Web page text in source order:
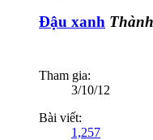
Đậu xanh
Tham gia:
3/10/12
Bài viết:
1,257